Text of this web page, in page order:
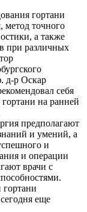
гортани
метод точного
а также
при различных
д-р Оскар
себя
на ранней
предполагают
и умений, а
и
и операции
врачи с
еще